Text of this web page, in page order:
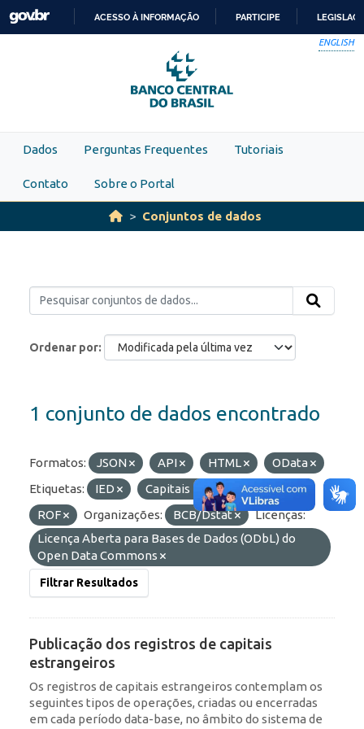
Skip to main content
PARA
O
CONTEÚDO
ACESSO À INFORMAÇÃO PARTICIPE
ENGLISH
Dados Perguntas Frequentes Tutoriais
Contato Sobre o Portal
Conjuntos de dados
Ordenar por
1 conjunto de dados encontrado
Formatos: JSON API HTML
OData
Etiquetas:
IED
Capitais Estrangeiros
ROF
Organizações: BCB/Dstat
Licenças:
Licença Aberta para Bases de Dados (ODbL) do
Open Data Commons
Filtrar Resultados
Publicação dos registros de capitais
estrangeiros
Os registros de capitais estrangeiros contemplam os
seguintes tipos de operações, criadas ou encerradas
em cada período data-base, no âmbito do sistema de